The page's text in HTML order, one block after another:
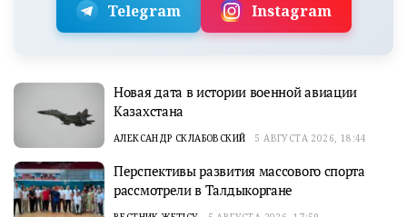
Telegram Instagram
Новая дата в истории военной авиации
Казахстана
АЛЕКСАНДР СКЛАБОВСКИЙ 5 АВГУСТА 2026, 18:44
Перспективы развития массового спорта
рассмотрели в Талдыкоргане